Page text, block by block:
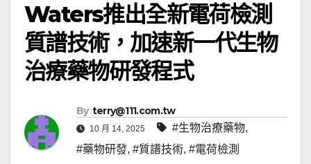
Waters推出全新電荷檢測
質譜技術，加速新一代生物
治療藥物研發程式
By terry@111.com.tw
10 月 14, 2025 #生物治療藥物,
#藥物研發, #質譜技術, #電荷檢測